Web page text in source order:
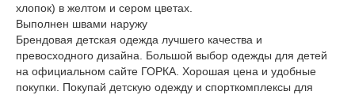
хлопок) в желтом и сером цветах.
Выполнен швами наружу
Брендовая детская одежда лучшего качества и
превосходного дизайна. Большой выбор одежды для детей
на официальном сайте ГОРКА. Хорошая цена и удобные
покупки. Покупай детскую одежду и спорткомплексы для